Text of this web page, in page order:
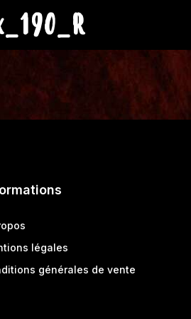
légales
générales de vente